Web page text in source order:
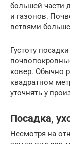
большей части
и газонов.
ветвями
Густоту
ковер. Обычно
квадратном
уточнять у
Посадка,
Несмотря на